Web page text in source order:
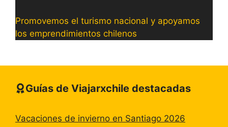
Promovemos el turismo nacional y apoyamos
los emprendimientos chilenos
Guías de Viajarxchile destacadas
Vacaciones de invierno en Santiago 2026